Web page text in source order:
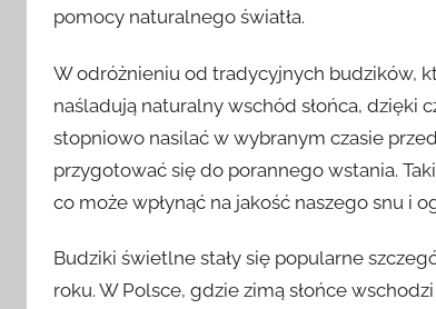
pomocy naturalnego światła.
W odróżnieniu od tradycyjnych budzików,
naśladują naturalny wschód słońca, dzięki
stopniowo nasilać w wybranym czasie
przygotować się do porannego wstania.
co może wpłynąć na jakość naszego snu i
Budziki świetlne stały się popularne
roku. W Polsce, gdzie zimą słońce